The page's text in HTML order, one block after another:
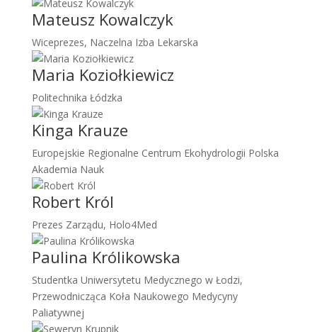
Mateusz Kowalczyk
Wiceprezes, Naczelna Izba Lekarska
Maria Koziołkiewicz
Politechnika Łódzka
Kinga Krauze
Europejskie Regionalne Centrum Ekohydrologii Polska
Akademia Nauk
Robert Król
Prezes Zarządu, Holo4Med
Paulina Królikowska
Studentka Uniwersytetu Medycznego w Łodzi,
Przewodnicząca Koła Naukowego Medycyny
Paliatywnej